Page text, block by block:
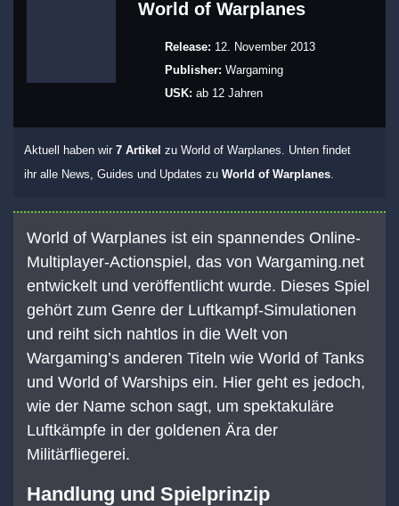
World of Warplanes
Release: 12. November 2013
Publisher: Wargaming
USK: ab 12 Jahren
Aktuell haben wir 7 Artikel zu World of Warplanes. Unten findet
ihr alle News, Guides und Updates zu World of Warplanes.
World of Warplanes ist ein spannendes Online-
Multiplayer-Actionspiel, das von Wargaming.net
entwickelt und veröffentlicht wurde. Dieses Spiel
gehört zum Genre der Luftkampf-Simulationen
und reiht sich nahtlos in die Welt von
Wargaming’s anderen Titeln wie World of Tanks
und World of Warships ein. Hier geht es jedoch,
wie der Name schon sagt, um spektakuläre
Luftkämpfe in der goldenen Ära der
Militärfliegerei.
Handlung und Spielprinzip